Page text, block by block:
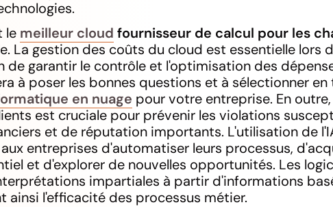
le meilleur cloud fournisseur de calcul pour les
La gestion des coûts du cloud est essentielle lors
de garantir le contrôle et l'optimisation des
à poser les bonnes questions et à sélectionner
en nuage pour votre entreprise. En
est cruciale pour prévenir les violations
et de réputation importants. L'utilisation de
entreprises d'automatiser leurs processus,
et d'explorer de nouvelles opportunités. Les
impartiales à partir d'informations
ainsi l'efficacité des processus métier.